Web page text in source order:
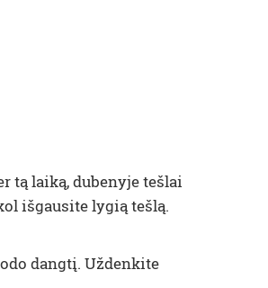
tą laiką, dubenyje tešlai
išgausite lygią tešlą.
dangtį. Uždenkite